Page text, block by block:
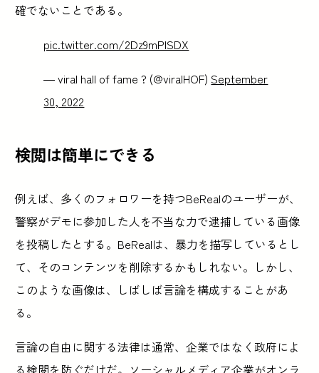
確でないことである。
pic.twitter.com/2Dz9mPISDX
— viral hall of fame ? (@viralHOF)September
30, 2022
検閲は簡単にできる
例えば、多くのフォロワーを持つBeRealのユーザーが、
警察がデモに参加した人を不当な力で逮捕している画像
を投稿したとする。BeRealは、暴力を描写しているとし
て、そのコンテンツを削除するかもしれない。しかし、
このような画像は、しばしば言論を構成することがあ
る。
言論の自由に関する法律は通常、企業ではなく政府によ